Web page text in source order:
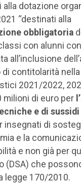
dotazione
“destinati alla
obbligatoria
con alunni con
all’inclusione
contitolarità
2021/2022,
di euro per
e di
insegnati di
e la
e non già per
(DSA) che
legge 170/2010.